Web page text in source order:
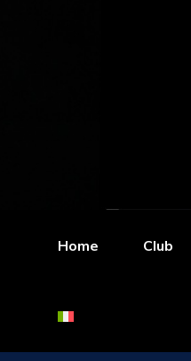
Home Club